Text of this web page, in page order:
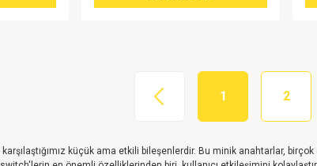
1 2
karşılaştığımız küçük ama etkili bileşenlerdir. Bu minik anahtarlar,